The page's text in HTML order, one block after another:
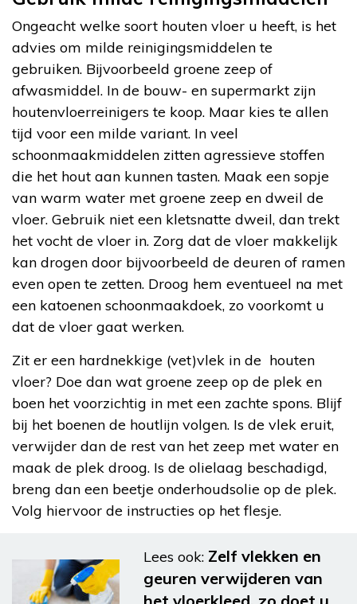
Ongeacht welke soort houten vloer u heeft, is het
advies om milde reinigingsmiddelen te
gebruiken. Bijvoorbeeld groene zeep of
afwasmiddel. In de bouw- en supermarkt zijn
houtenvloerreinigers te koop. Maar kies te allen
tijd voor een milde variant. In veel
schoonmaakmiddelen zitten agressieve stoffen
die het hout aan kunnen tasten. Maak een sopje
van warm water met groene zeep en dweil de
vloer. Gebruik niet een kletsnatte dweil, dan trekt
het vocht de vloer in. Zorg dat de vloer makkelijk
kan drogen door bijvoorbeeld de deuren of ramen
even open te zetten. Droog hem eventueel na met
een katoenen schoonmaakdoek, zo voorkomt u
dat de vloer gaat werken.
Zit er een hardnekkige (vet)vlek in de houten
vloer? Doe dan wat groene zeep op de plek en
boen het voorzichtig in met een zachte spons. Blijf
bij het boenen de houtlijn volgen. Is de vlek eruit,
verwijder dan de rest van het zeep met water en
maak de plek droog. Is de olielaag beschadigd,
breng dan een beetje onderhoudsolie op de plek.
Volg hiervoor de instructies op het flesje.
Lees ook: Zelf vlekken en
geuren verwijderen van